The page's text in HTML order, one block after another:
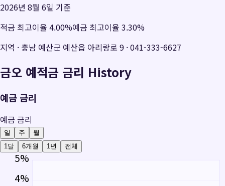
2026년 8월 6일 기준
적금 최고이율 4.00%예금 최고이율 3.30%
지역 · 충남 예산군 예산읍 아리랑로 9 ·041-333-6627
금오 예적금 금리 History
예금 금리
예금 금리
일 주
월
1달
6개월 1년 전체
5%
4%